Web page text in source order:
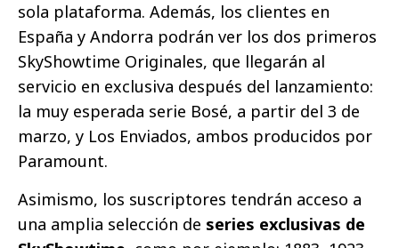
sola plataforma. Además, los clientes en
España y Andorra podrán ver los dos primeros
SkyShowtime Originales, que llegarán al
servicio en exclusiva después del lanzamiento:
la muy esperada serie Bosé, a partir del 3 de
marzo, y Los Enviados, ambos producidos por
Paramount.
Asimismo, los suscriptores tendrán acceso a
una amplia selección de series exclusivas de